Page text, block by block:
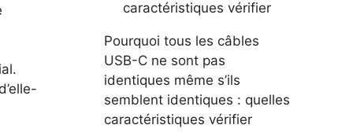
Pourquoi tous les câbles
USB-C ne sont pas
identiques même s’ils
semblent identiques : quelles
caractéristiques vérifier